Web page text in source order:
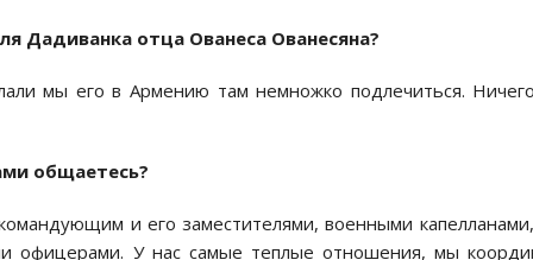
Дадиванка отца Ованеса Ованесяна?
мы его в Армению там немножко подлечиться.
общаетесь?
и его заместителями, военными
офицерами. У нас самые теплые отношения, мы